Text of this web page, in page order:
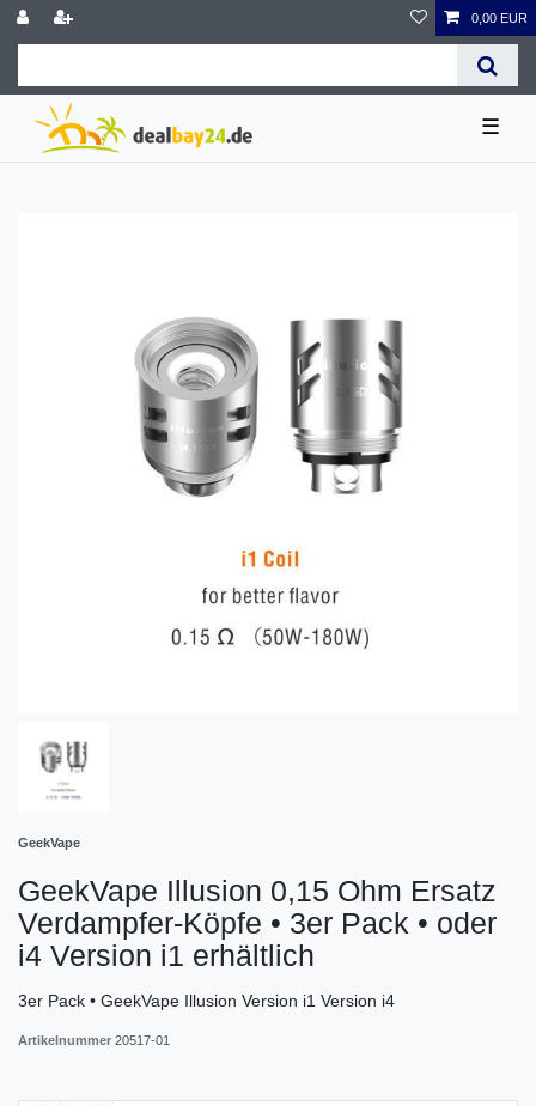
0,00 EUR
☰
GeekVape
GeekVape Illusion 0,15 Ohm Ersatz
Verdampfer-Köpfe • 3er Pack • oder
i4 Version i1 erhältlich
3er Pack • GeekVape Illusion Version i1 Version i4
Artikelnummer 20517-01